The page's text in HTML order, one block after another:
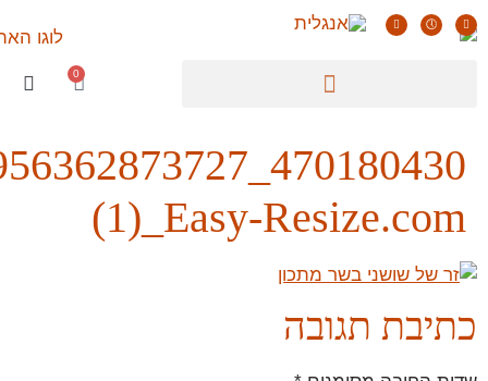
470180430_1975956362873727_1801279287086825321_n